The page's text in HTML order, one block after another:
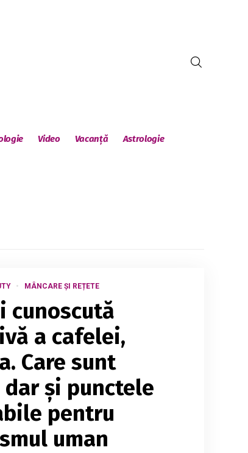
Video Vacanță Astrologie
MÂNCARE ȘI REȚETE
cunoscută
a cafelei,
Care sunt
și punctele
pentru
uman